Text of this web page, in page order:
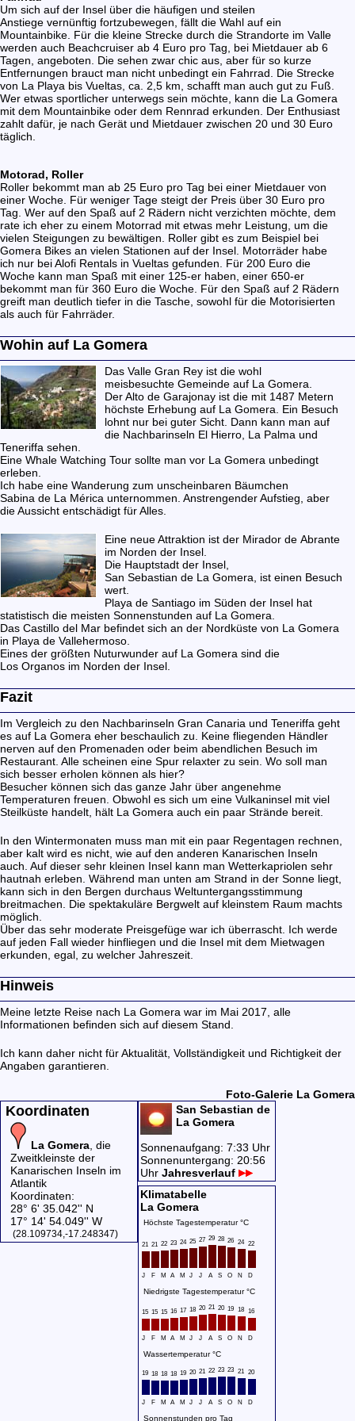
Um sich auf der Insel über die häufigen und steilen
Anstiege vernünftig fortzubewegen, fällt die Wahl auf ein
Mountainbike. Für die kleine Strecke durch die Strandorte im Valle
werden auch Beachcruiser ab 4 Euro pro Tag, bei Mietdauer ab 6
Tagen, angeboten. Die sehen zwar chic aus, aber für so kurze
Entfernungen brauct man nicht unbedingt ein Fahrrad. Die Strecke
von La Playa bis Vueltas, ca. 2,5 km, schafft man auch gut zu Fuß.
Wer etwas sportlicher unterwegs sein möchte, kann die La Gomera
mit dem Mountainbike oder dem Rennrad erkunden. Der Enthusiast
zahlt dafür, je nach Gerät und Mietdauer zwischen 20 und 30 Euro
täglich.
Motorad, Roller
Roller bekommt man ab 25 Euro pro Tag bei einer Mietdauer von
einer Woche. Für weniger Tage steigt der Preis über 30 Euro pro
Tag. Wer auf den Spaß auf 2 Rädern nicht verzichten möchte, dem
rate ich eher zu einem Motorrad mit etwas mehr Leistung, um die
vielen Steigungen zu bewältigen. Roller gibt es zum Beispiel bei
Gomera Bikes an vielen Stationen auf der Insel. Motorräder habe
ich nur bei Alofi Rentals in Vueltas gefunden. Für 200 Euro die
Woche kann man Spaß mit einer 125-er haben, einer 650-er
bekommt man für 360 Euro die Woche. Für den Spaß auf 2 Rädern
greift man deutlich tiefer in die Tasche, sowohl für die Motorisierten
als auch für Fahrräder.
Wohin auf La Gomera
Das Valle Gran Rey ist die wohl
meisbesuchte Gemeinde auf La Gomera.
DerAlto de Garajonay ist die mit 1487 Metern
höchste Erhebung auf La Gomera. Ein Besuch
lohnt nur bei guter Sicht. Dann kann man auf
die Nachbarinseln El Hierro, La Palma und
Teneriffa sehen.
Eine Whale Watching Tour sollte man vor La Gomera unbedingt
erleben.
Ich habe eine Wanderung zum unscheinbaren Bäumchen
Sabina de La Mérica unternommen. Anstrengender Aufstieg, aber
die Aussicht entschädigt für Alles.
Eine neue Attraktion ist der Mirador de Abrante
im Norden der Insel.
Die Hauptstadt der Insel,
San Sebastian de La Gomera , ist einen Besuch
wert.
Playa de Santiago im Süden der Insel hat
statistisch die meisten Sonnenstunden auf La Gomera.
Das Castillo del Mar befindet sich an der Nordküste von La Gomera
in Playa de Vallehermoso.
Eines der größten Nuturwunder auf La Gomera sind die
Los Organos im Norden der Insel.
Fazit
Im Vergleich zu den Nachbarinseln Gran Canaria und Teneriffa geht
es auf La Gomera eher beschaulich zu. Keine fliegenden Händler
nerven auf den Promenaden oder beim abendlichen Besuch im
Restaurant. Alle scheinen eine Spur relaxter zu sein. Wo soll man
sich besser erholen können als hier?
Besucher können sich das ganze Jahr über angenehme
Temperaturen freuen. Obwohl es sich um eine Vulkaninsel mit viel
Steilküste handelt, hält La Gomera auch ein paar Strände bereit.
In den Wintermonaten muss man mit ein paar Regentagen rechnen,
aber kalt wird es nicht, wie auf den anderen Kanarischen Inseln
auch. Auf dieser sehr kleinen Insel kann man Wetterkapriolen sehr
hautnah erleben. Während man unten am Strand in der Sonne liegt,
kann sich in den Bergen durchaus Weltuntergangsstimmung
breitmachen. Die spektakuläre Bergwelt auf kleinstem Raum machts
möglich.
Über das sehr moderate Preisgefüge war ich überrascht. Ich werde
auf jeden Fall wieder hinfliegen und die Insel mit dem Mietwagen
erkunden, egal, zu welcher Jahreszeit.
Hinweis
Meine letzte Reise nach La Gomera war im Mai 2017, alle
Informationen befinden sich auf diesem Stand.
Ich kann daher nicht für Aktualität, Vollständigkeit und Richtigkeit der
Angaben garantieren.
Foto-Galerie La Gomera
Koordinaten
La Gomera , die
Zweitkleinste der
Kanarischen Inseln im
Atlantik
Koordinaten:
28° 6' 35.042'' N
17° 14' 54.049'' W
(28.109734,-17.248347)
San Sebastian de
La Gomera
Sonnenaufgang: 7:33 Uhr
Sonnenuntergang: 20:56
Uhr Jahresverlauf
Klimatabelle
La Gomera
Höchste Tagestemperatur °C
21 21 22 23 24 25 27 29 28 26 24 22
J F M A M J J A S O N D
Niedrigste Tagestemperatur °C
15 15 15 16 17 18 20 21 20 19 18 16
J F M A M J J A S O N D
Wassertemperatur °C
19 18 18 18 19 20 21 22 23 23 21 20
J F M A M J J A S O N D
Sonnenstunden pro Tag